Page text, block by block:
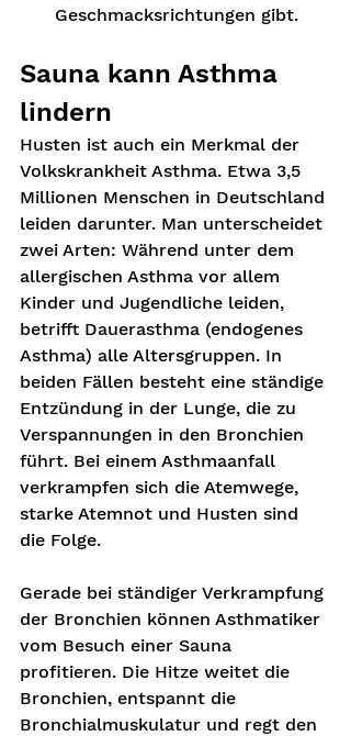
Geschmacksrichtungen gibt.
Sauna kann Asthma
lindern
Husten ist auch ein Merkmal der
Volkskrankheit Asthma. Etwa 3,5
Millionen Menschen in Deutschland
leiden darunter. Man unterscheidet
zwei Arten: Während unter dem
allergischen Asthma vor allem
Kinder und Jugendliche leiden,
betrifft Dauerasthma (endogenes
Asthma) alle Altersgruppen. In
beiden Fällen besteht eine ständige
Entzündung in der Lunge, die zu
Verspannungen in den Bronchien
führt. Bei einem Asthmaanfall
verkrampfen sich die Atemwege,
starke Atemnot und Husten sind
die Folge.
Gerade bei ständiger Verkrampfung
der Bronchien können Asthmatiker
vom Besuch einer Sauna
profitieren. Die Hitze weitet die
Bronchien, entspannt die
Bronchialmuskulatur und regt den